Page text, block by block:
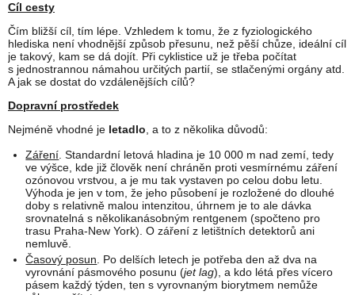
Cíl cesty
Čím bližší cíl, tím lépe. Vzhledem k tomu, že z fyziologického
hlediska není vhodnější způsob přesunu, než pěší chůze, ideální cíl
je takový, kam se dá dojít. Při cyklistice už je třeba počítat
s jednostrannou námahou určitých partií, se stlačenými orgány atd.
A jak se dostat do vzdálenějších cílů?
Dopravní prostředek
Nejméně vhodné je letadlo , a to z několika důvodů:
Záření . Standardní letová hladina je 10 000 m nad zemí, tedy
ve výšce, kde již člověk není chráněn proti vesmírnému záření
ozónovou vrstvou, a je mu tak vystaven po celou dobu letu.
Výhoda je jen v tom, že jeho působení je rozložené do dlouhé
doby s relativně malou intenzitou, úhrnem je to ale dávka
srovnatelná s několikanásobným rentgenem (spočteno pro
trasu Praha-New York). O záření z letištních detektorů ani
nemluvě.
Časový posun . Po delších letech je potřeba den až dva na
vyrovnání pásmového posunu (jet lag), a kdo létá přes vícero
pásem každý týden, ten s vyrovnaným biorytmem nemůže